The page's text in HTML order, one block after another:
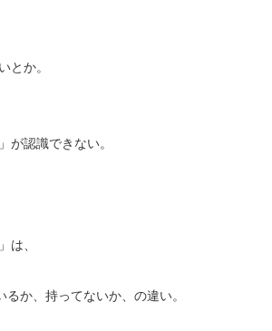
とか。
が認識できない。
は、
るか、持ってないか、の違い。